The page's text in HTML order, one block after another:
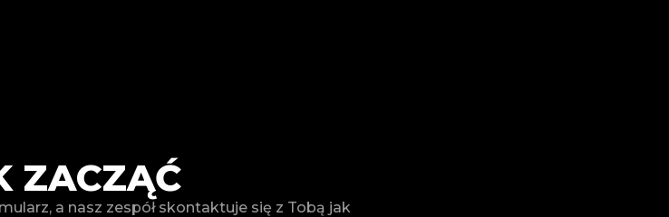
ZACZĄĆ
a nasz zespół skontaktuje się z Tobą jak